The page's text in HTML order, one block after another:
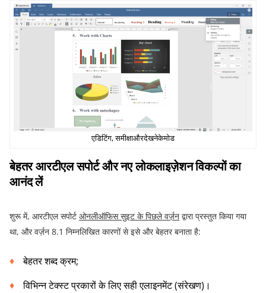
एडिटिंग,समीक्षाऔरदेखनेकेमोड
बेहतरआरटीएलसपोर्टऔरनएलोकलाइज़ेशनविकल्पोंका
आनंदलें
शुरू में, आरटीएल सपोर्ट ओनलीऑफिस सुइट के पिछले वर्ज़न द्वारा प्रस्तुत किया गया
था, और वर्ज़न 8.1 निम्नलिखित कारणों से इसे और बेहतर बनाता है:
बेहतर शब्द क्रम;
विभिन्न टेक्स्ट प्रकारों के लिए सही एलाइनमेंट(संरेखण) ।